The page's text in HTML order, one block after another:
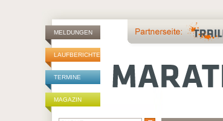
MELDUNGEN
LAUFBERICHTE
TERMINE
MAGAZIN